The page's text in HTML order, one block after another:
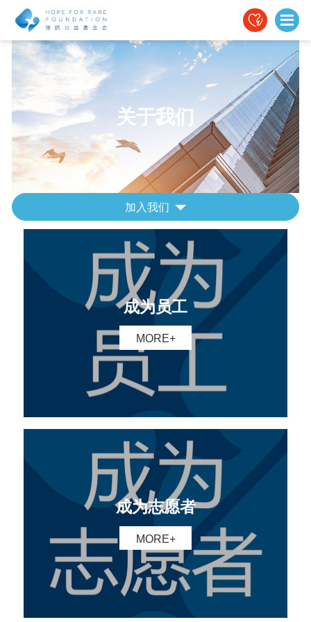
关于我们
加入我们
成为员工
MORE+
成为志愿者
MORE+